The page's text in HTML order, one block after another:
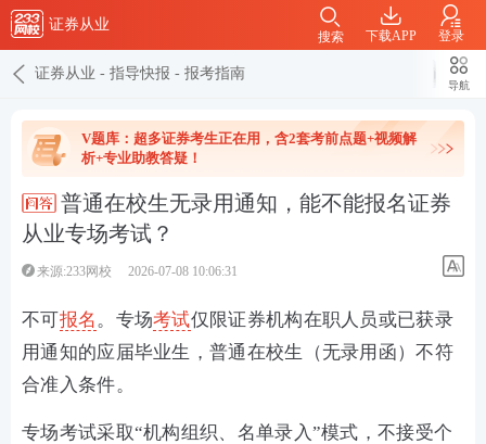
证券从业
下载APP 登录
搜索
证券从业 - 指导快报 - 报考指南
导航
V题库：超多证券考生正在用，含2套考前点题+视频解
析+专业助教答疑！
普通在校生无录用通知，能不能报名证券
从业专场考试？
来源:233网校 2026-07-08 10:06:31
不可报名‌。专场考试仅限证券机构在职人员或‌已获录
用通知‌的应届毕业生，普通在校生（无录用函）不符
合准入条件。
专场考试采取“机构组织、名单录入”模式，不接受个